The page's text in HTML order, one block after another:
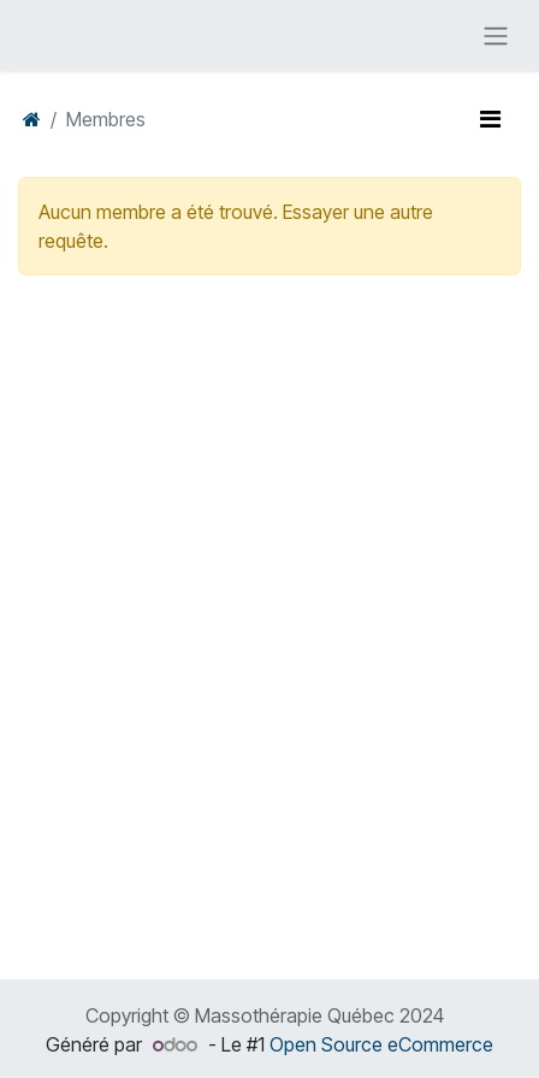
Membres
Aucun membre a été trouvé. Essayer une autre
requête.
Copyright © Massothérapie Québec 2024
Généré par
- Le #1 Open Source eCommerce